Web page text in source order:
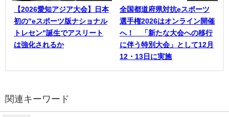
【2026愛知アジア大会】日本
初の"eスポーツ版ナショナル
トレセン"誕生でアスリート
は強化されるか
全国都道府県対抗eスポーツ
選手権2026はオンライン開催
へ！ 「新たな大会への移行
に伴う特別大会」として12月
12・13日に実施
関連キーワード